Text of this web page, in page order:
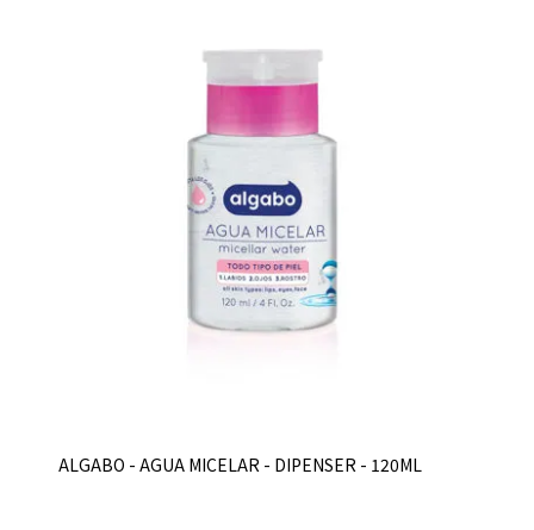
ALGABO - AGUA MICELAR - DIPENSER - 120ML